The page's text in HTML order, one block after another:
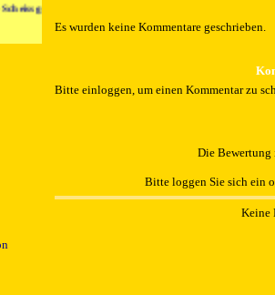
Es wurden keine Kommentare geschrieben.
Bitte einloggen, um einen Kommentar zu
Die
Bitte loggen Sie sich ein
Keine